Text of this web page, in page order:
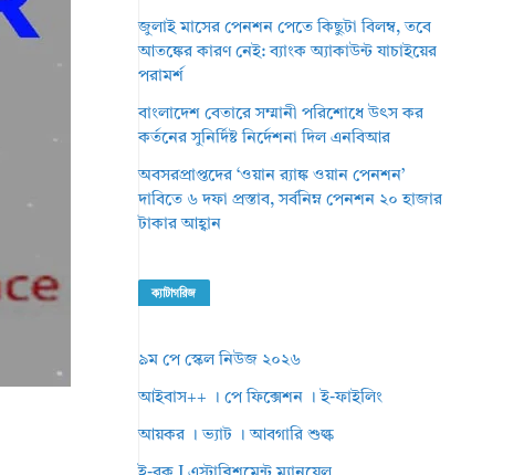
জুলাই মাসের পেনশন পেতে কিছুটা বিলম্ব, তবে
আতঙ্কের কারণ নেই: ব্যাংক অ্যাকাউন্ট যাচাইয়ের
পরামর্শ
বাংলাদেশ বেতারে সম্মানী পরিশোধে উৎস কর
কর্তনের সুনির্দিষ্ট নির্দেশনা দিল এনবিআর
অবসরপ্রাপ্তদের ‘ওয়ান র‌্যাঙ্ক ওয়ান পেনশন’
দাবিতে ৬ দফা প্রস্তাব, সর্বনিম্ন পেনশন ২০ হাজার
টাকার আহ্বান
ক্যাটাগরিজ
৯ম পে স্কেল নিউজ ২০২৬
আইবাস++ । পে ফিক্সেশন । ই-ফাইলিং
আয়কর । ভ্যাট । আবগারি শুল্ক